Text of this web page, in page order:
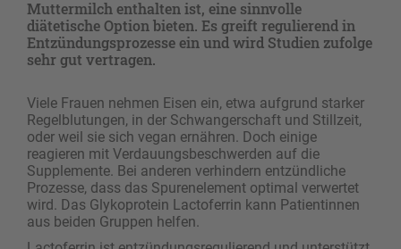
Muttermilch enthalten ist, eine sinnvolle
diätetische Option bieten. Es greift regulierend in
Entzündungsprozesse ein und wird Studien zufolge
sehr gut vertragen.
Viele Frauen nehmen Eisen ein, etwa aufgrund starker
Regelblutungen, in der Schwangerschaft und Stillzeit,
oder weil sie sich vegan ernähren. Doch einige
reagieren mit Verdauungsbeschwerden auf die
Supplemente. Bei anderen verhindern entzündliche
Prozesse, dass das Spurenelement optimal verwertet
wird. Das Glykoprotein Lactoferrin kann Patientinnen
aus beiden Gruppen helfen.